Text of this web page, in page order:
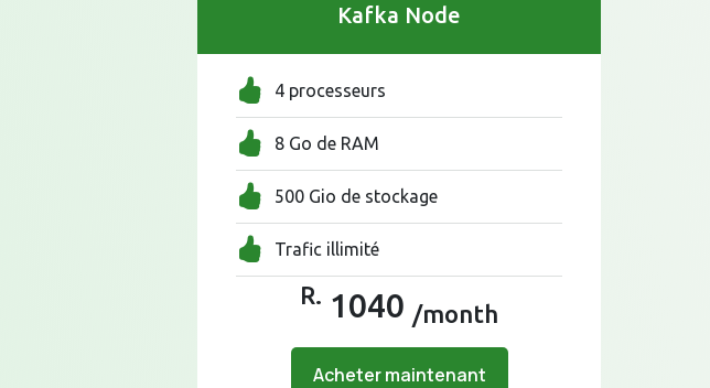
Kafka Node
4 processeurs
8 Go de RAM
500 Gio de stockage
Trafic illimité
R. 1040 /month
Acheter maintenant